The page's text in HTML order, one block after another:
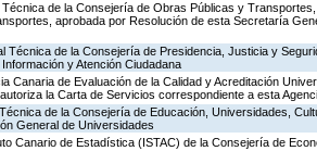
de la Consejería de Obras Públicas y
aprobada por Resolución de esta Secretaría
Técnica de la Consejería de Presidencia, Justicia y
y Atención Ciudadana
Canaria de Evaluación de la Calidad y Acreditación
la Carta de Servicios correspondiente a esta
de la Consejería de Educación, Universidades,
General de Universidades
Canario de Estadística (ISTAC) de la Consejería de